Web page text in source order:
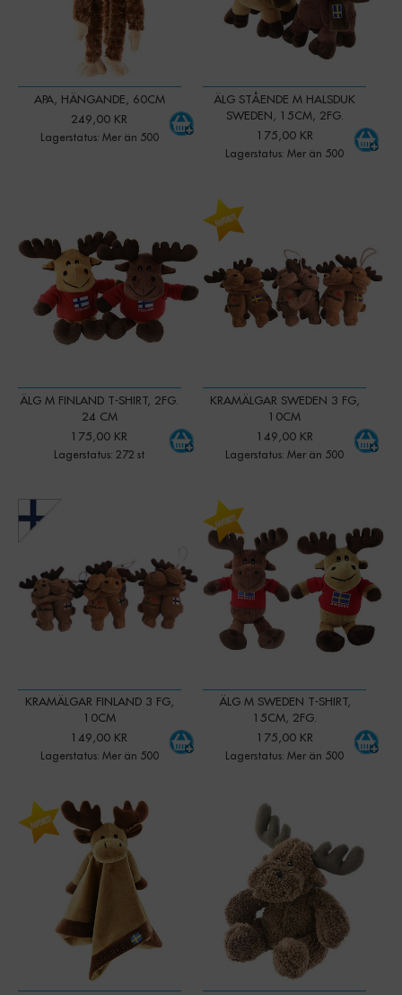
APA, HÄNGANDE, 60CM
249,00 KR
Lagerstatus: Mer än 500
ÄLG STÅENDE M HALSDUK
SWEDEN, 15CM, 2FG.
175,00 KR
Lagerstatus: Mer än 500
ÄLG M FINLAND T-SHIRT, 2FG.
24 CM
175,00 KR
Lagerstatus: 272 st
KRAMÄLGAR SWEDEN 3 FG,
10CM
149,00 KR
Lagerstatus: Mer än 500
Qty:
KRAMÄLGAR FINLAND 3 FG,
10CM
149,00 KR
Lagerstatus: Mer än 500
Qty:
ÄLG M SWEDEN T-SHIRT,
15CM, 2FG.
175,00 KR
Lagerstatus: Mer än 500
Qty:
Qty: +
- -